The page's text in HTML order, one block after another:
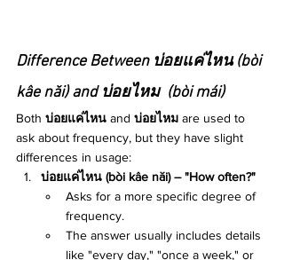
Difference Between บ่อยแค่ไหน (bòi
kâe năi) and บ่อยไหม (bòi mái)
Both บ่อยแค่ไหน and บ่อยไหม are used to
ask about frequency, but they have slight
differences in usage:
บ่อยแค่ไหน (bòi kâe năi) – "How often?"
Asks for a more specific degree of
frequency.
The answer usually includes details
like "every day," "once a week," or